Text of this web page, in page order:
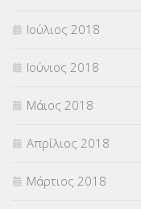
Ιούλιος 2018
Ιούνιος 2018
Μάιος 2018
Απρίλιος 2018
Μάρτιος 2018